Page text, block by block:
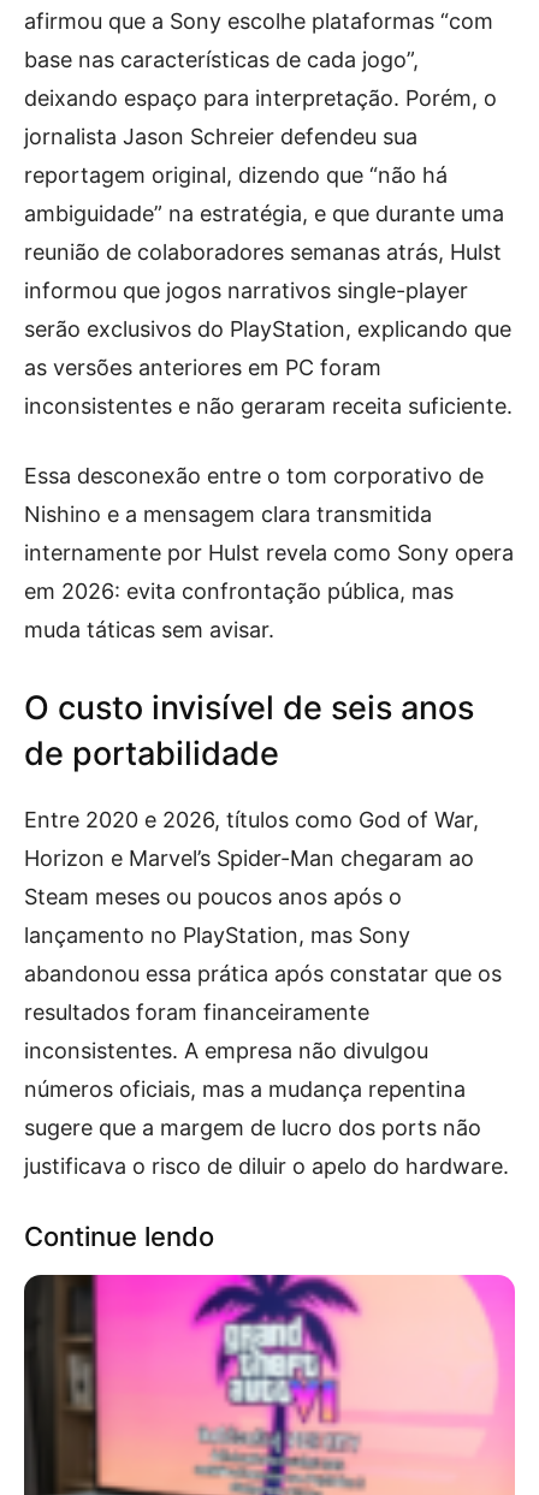
afirmou que a Sony escolhe plataformas “com
base nas características de cada jogo”,
deixando espaço para interpretação. Porém, o
jornalista Jason Schreier defendeu sua
reportagem original, dizendo que “não há
ambiguidade” na estratégia, e que durante uma
reunião de colaboradores semanas atrás, Hulst
informou que jogos narrativos single-player
serão exclusivos do PlayStation, explicando que
as versões anteriores em PC foram
inconsistentes e não geraram receita suficiente.
Essa desconexão entre o tom corporativo de
Nishino e a mensagem clara transmitida
internamente por Hulst revela como Sony opera
em 2026: evita confrontação pública, mas
muda táticas sem avisar.
O custo invisível de seis anos
de portabilidade
Entre 2020 e 2026, títulos como God of War,
Horizon e Marvel’s Spider-Man chegaram ao
Steam meses ou poucos anos após o
lançamento no PlayStation, mas Sony
abandonou essa prática após constatar que os
resultados foram financeiramente
inconsistentes. A empresa não divulgou
números oficiais, mas a mudança repentina
sugere que a margem de lucro dos ports não
justificava o risco de diluir o apelo do hardware.
Continue lendo